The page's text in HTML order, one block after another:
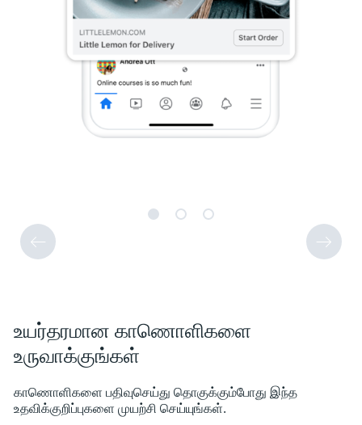
உயர்தரமான காணொளிகளை
உருவாக்குங்கள்
காணொளிகளை பதிவுசெய்து தொகுக்கும்போது இந்த
உதவிக்குறிப்புகளை முயற்சி செய்யுங்கள்.